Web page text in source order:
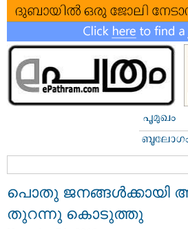
പൊതു ജനങ്ങള്‍ക്കായി
തുറന്നു കൊടുത്തു